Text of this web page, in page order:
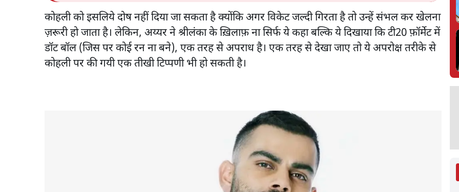
कोहली को इसलिये दोष नहीं दिया जा सकता है क्योंकि अगर विकेट जल्दी गिरता है तो उन्हें संभल कर खेलना
ज़रूरी हो जाता है। लेकिन, अय्यर ने श्रीलंका के ख़िलाफ़ ना सिर्फ ये कहा बल्कि ये दिखाया कि टी20 फ़ॉर्मेट में
डॉट बॉल (जिस पर कोई रन ना बने), एक तरह से अपराध है। एक तरह से देखा जाए तो ये अपरोक्ष तरीके से
कोहली पर की गयी एक तीखी टिप्पणी भी हो सकती है।